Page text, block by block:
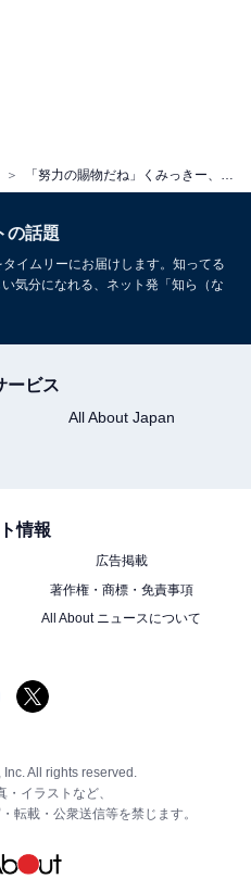
「努力の賜物だね」くみっきー、マイナス8キロのダイエットに成功！ 「素敵です」「参考にします」
の話題
イムリーにお届けします。知ってる
気分になれる、ネット発「知ら（な
ービス
All About Japan
情報
広告掲載
著作権・商標・免責事項
All About ニュースについて
All rights reserved.
イラストなど、
転載・公衆送信等を禁じます。